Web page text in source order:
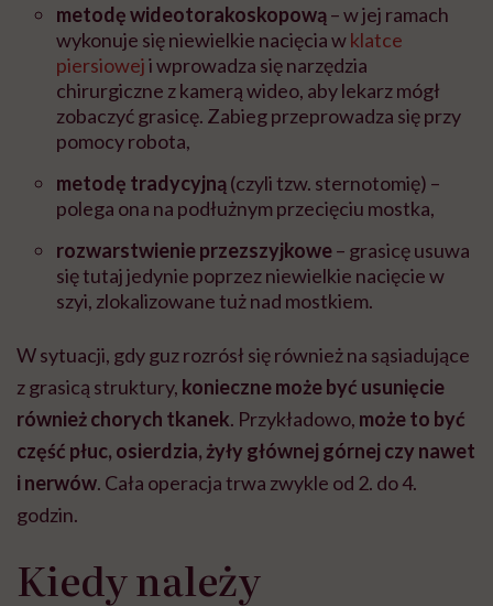
metodę wideotorakoskopową– w jej ramach
wykonuje się niewielkie nacięcia wklatce
piersioweji wprowadza się narzędzia
chirurgiczne z kamerą wideo, aby lekarz mógł
zobaczyć grasicę. Zabieg przeprowadza się przy
pomocy robota,
metodę tradycyjną(czyli tzw. sternotomię) –
polega ona na podłużnym przecięciu mostka,
rozwarstwienie przezszyjkowe– grasicę usuwa
się tutaj jedynie poprzez niewielkie nacięcie w
szyi, zlokalizowane tuż nad mostkiem.
W sytuacji, gdy guz rozrósł się również na sąsiadujące
z grasicą struktury, konieczne może być usunięcie
również chorych tkanek. Przykładowo, może to być
część płuc, osierdzia, żyły głównej górnej czy nawet
i nerwów. Cała operacja trwa zwykle od 2. do 4.
godzin.
Kiedy należy